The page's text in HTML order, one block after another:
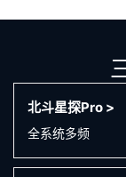
北斗星探Pro >
全系统多频